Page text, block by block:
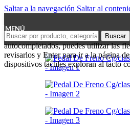
Saltar a la navegación Saltar al
MENÚ
Buscar
autocompletados, puedes utilizar las
revisarlos y Enter para ir a la página
dispositivos táctiles exploran al tacto